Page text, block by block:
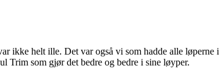
ikke helt ille. Det var også vi som hadde alle løperne i
Trim som gjør det bedre og bedre i sine løyper.